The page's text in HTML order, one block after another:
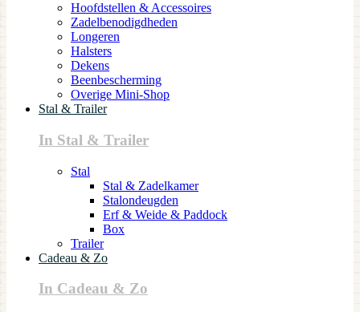
Hoofdstellen & Accessoires
Zadelbenodigdheden
Longeren
Halsters
Dekens
Beenbescherming
Overige Mini-Shop
Stal & Trailer
In Stal & Trailer
Stal
Stal & Zadelkamer
Stalondeugden
Erf & Weide & Paddock
Box
Trailer
Cadeau & Zo
In Cadeau & Zo